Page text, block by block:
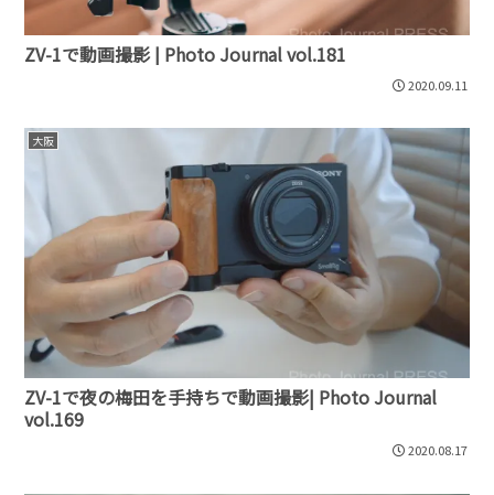
ZV-1で動画撮影 | Photo Journal vol.181
2020.09.11
大阪
ZV-1で夜の梅田を手持ちで動画撮影| Photo Journal
vol.169
2020.08.17